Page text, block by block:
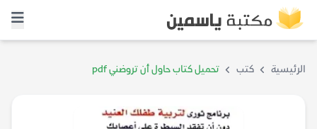
الرئيسية كتب تحميل كتاب حاول أن تروضني pdf